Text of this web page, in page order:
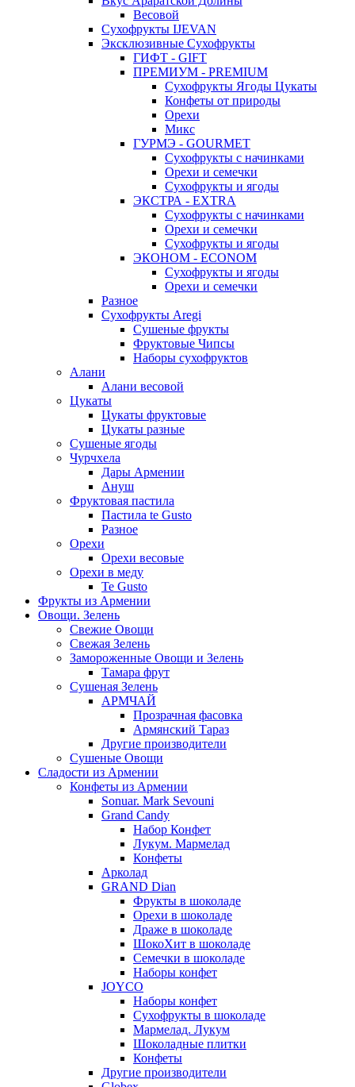
Весовой
Сухофрукты IJEVAN
Эксклюзивные Сухофрукты
ГИФТ - GIFT
ПРЕМИУМ - PREMIUM
Сухофрукты Ягоды Цукаты
Конфеты от природы
Орехи
Микс
ГУРМЭ - GOURMET
Сухофрукты с начинками
Орехи и семечки
Сухофрукты и ягоды
ЭКСТРА - EXTRA
Сухофрукты с начинками
Орехи и семечки
Сухофрукты и ягоды
ЭКОНОМ - ECONOM
Сухофрукты и ягоды
Орехи и семечки
Разное
Сухофрукты Aregi
Сушеные фрукты
Фруктовые Чипсы
Наборы сухофруктов
Алани
Алани весовой
Цукаты
Цукаты фруктовые
Цукаты разные
Сушеные ягоды
Чурчхела
Дары Армении
Ануш
Фруктовая пастила
Пастила te Gusto
Разное
Орехи
Орехи весовые
Орехи в меду
Te Gusto
Фрукты из Армении
Овощи. Зелень
Свежие Овощи
Свежая Зелень
Замороженные Овощи и Зелень
Тамара фрут
Сушеная Зелень
АРМЧАЙ
Прозрачная фасовка
Армянский Тараз
Другие производители
Сушеные Овощи
Сладости из Армении
Конфеты из Армении
Sonuar. Mark Sevouni
Grand Candy
Набор Конфет
Лукум. Мармелад
Конфеты
Арколад
GRAND Dian
Фрукты в шоколаде
Орехи в шоколаде
Драже в шоколаде
ШокоХит в шоколаде
Семечки в шоколаде
Наборы конфет
JOYCO
Наборы конфет
Сухофрукты в шоколаде
Мармелад. Лукум
Шоколадные плитки
Конфеты
Другие производители